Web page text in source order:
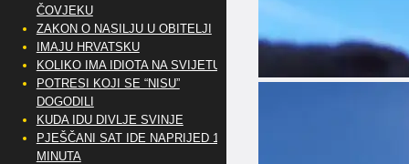
ČOVJEKU
ZAKON O NASILJU U OBITELJI
IMAJU HRVATSKU
KOLIKO IMA IDIOTA NA SVIJETU?
POTRESI KOJI SE “NISU”
DOGODILI
KUDA IDU DIVLJE SVINJE
PJEŠČANI SAT IDE NAPRIJED 10
MINUTA